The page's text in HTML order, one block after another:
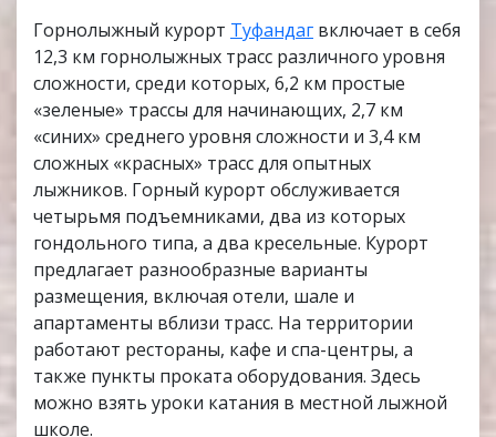
Горнолыжный курорт Туфандаг включает в себя
12,3 км горнолыжных трасс различного уровня
сложности, среди которых, 6,2 км простые
«зеленые» трассы для начинающих, 2,7 км
«синих» среднего уровня сложности и 3,4 км
сложных «красных» трасс для опытных
лыжников. Горный курорт обслуживается
четырьмя подъемниками, два из которых
гондольного типа, а два кресельные. Курорт
предлагает разнообразные варианты
размещения, включая отели, шале и
апартаменты вблизи трасс. На территории
работают рестораны, кафе и спа-центры, а
также пункты проката оборудования. Здесь
можно взять уроки катания в местной лыжной
школе.